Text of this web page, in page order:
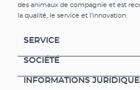
des animaux de compagnie et est
la qualité, le service et l'innovation.
SERVICE
SOCIÉTÉ
INFORMATIONS